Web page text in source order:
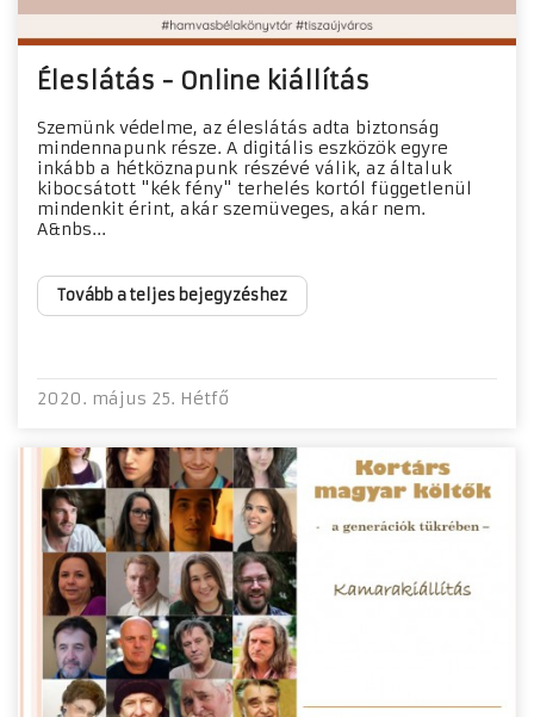
Éleslátás - Online kiállítás
Szemünk védelme, az éleslátás adta biztonság
mindennapunk része. A digitális eszközök egyre
inkább a hétköznapunk részévé válik, az általuk
kibocsátott "kék fény" terhelés kortól függetlenül
mindenkit érint, akár szemüveges, akár nem.
A&nbs...
Tovább a teljes bejegyzéshez
2020. május 25. Hétfő